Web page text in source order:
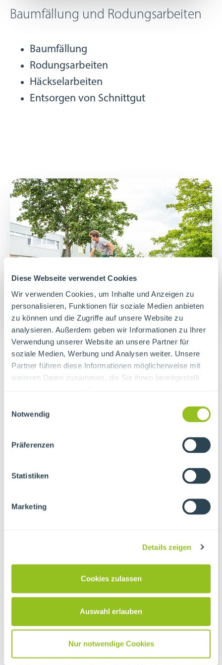
Diese Webseite verwendet Cookies
Wir verwenden Cookies, um Inhalte und Anzeigen zu
personalisieren, Funktionen für soziale Medien anbieten
zu können und die Zugriffe auf unsere Website zu
analysieren. Außerdem geben wir Informationen zu Ihrer
Verwendung unserer Website an unsere Partner für
soziale Medien, Werbung und Analysen weiter. Unsere
Partner führen diese Informationen möglicherweise mit
weiteren Daten zusammen, die Sie ihnen bereitgestellt
Notwendig
Präferenzen
Statistiken
Marketing
Details zeigen
Cookies zulassen
Auswahl erlauben
Nur notwendige Cookies
Baumfällung und Rodungsarbeiten
Baumfällung
Rodungsarbeiten
Häckselarbeiten
Entsorgen von Schnittgut
Erd- und Saatarbeiten
Oberboden anliefern und bearbeiten
Ansäen von Rasen- und Wiesenflächen
Neu- und Umgestaltung (in
Einfahrten